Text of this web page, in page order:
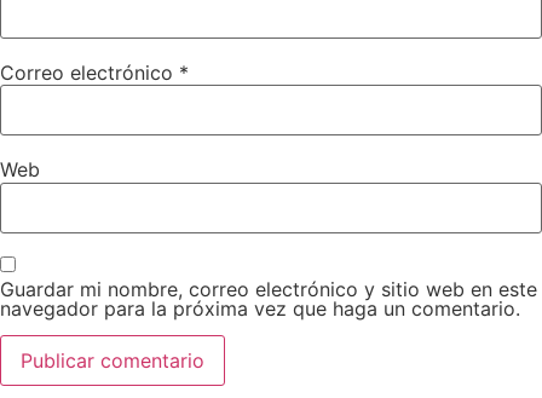
Correo electrónico *
Web
Guardar mi nombre, correo electrónico y sitio web en este
navegador para la próxima vez que haga un comentario.